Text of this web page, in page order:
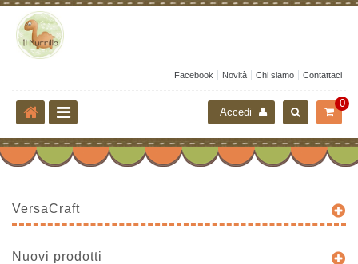
Facebook Novità Chi siamo Contattaci
0
Accedi
VersaCraft
Nuovi prodotti